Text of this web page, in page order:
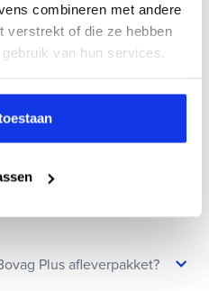
combineren met andere
verstrekt of die ze hebben
van hun services.
Plus afleverpakket?